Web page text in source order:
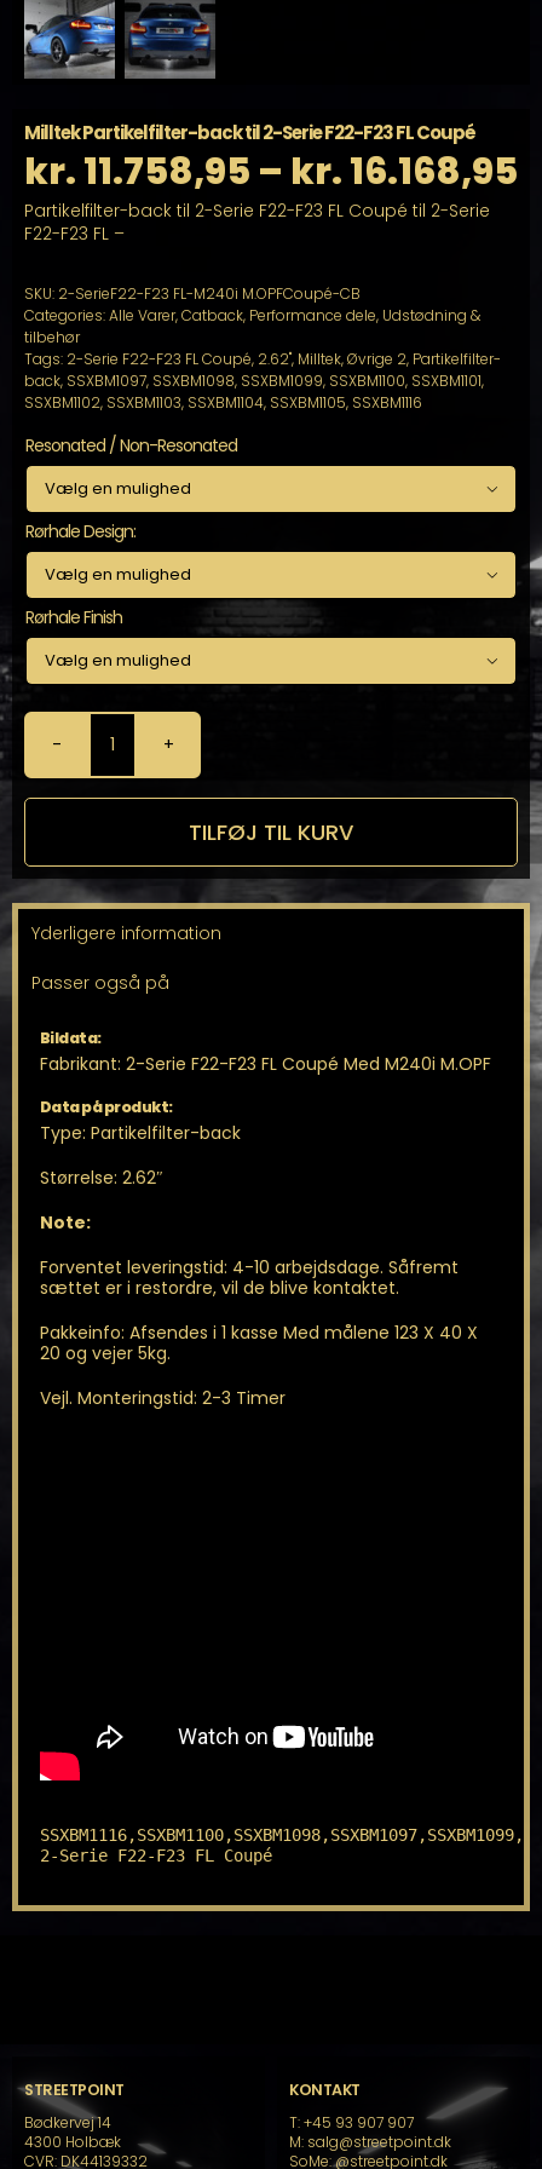
Milltek Partikelfilter-back til 2-Serie F22-F23 FL Coupé
kr.11.758,95 – kr.16.168,95
Partikelfilter-back til 2-Serie F22-F23 FL Coupé til 2-Serie
F22-F23 FL –
SKU: 2-SerieF22-F23 FL-M240i M.OPFCoupé-CB
Categories:Alle Varer,Catback, Performance dele, Udstødning &
tilbehør
Tags: 2-Serie F22-F23 FL Coupé, 2.62", Milltek,Øvrige 2, Partikelfilter-
back, SSXBM1097, SSXBM1098, SSXBM1099, SSXBM1100, SSXBM1101,
SSXBM1102, SSXBM1103, SSXBM1104, SSXBM1105, SSXBM1116
Resonated / Non-Resonated

Rørhale Design:

Rørhale Finish

Milltek
Partikelfilter-
back
Serie
F22-
F23
FL
antal
TILFØJ TIL KURV
Yderligere information
Passer også på
Bildata:
Fabrikant: 2-Serie F22-F23 FL Coupé Med M240i M.OPF
Data på produkt:
Type: Partikelfilter-back
Størrelse: 2.62″
Note:
Forventet leveringstid: 4-10 arbejdsdage. Såfremt
sættet er i restordre, vil de blive kontaktet.
Pakkeinfo: Afsendes i 1 kasse Med målene 123 X 40 X
20 og vejer 5kg.
Vejl. Monteringstid: 2-3 Timer
2-Serie F22-F23 FL Coupé
STREETPOINT
Bødkervej 14
4300 Holbæk
CVR: DK44139332
KONTAKT
T: +45 93 907 907
M: salg@streetpoint.dk
SoMe:@streetpoint.dk